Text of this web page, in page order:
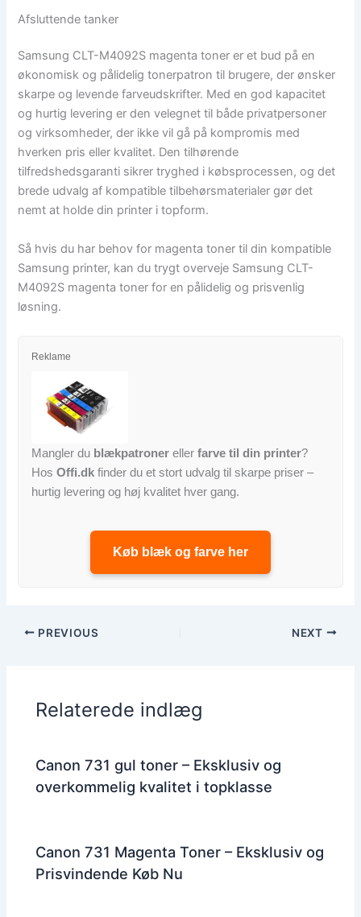
Afsluttende tanker
Samsung CLT-M4092S magenta toner er et bud på en
økonomisk og pålidelig tonerpatron til brugere, der ønsker
skarpe og levende farveudskrifter. Med en god kapacitet
og hurtig levering er den velegnet til både privatpersoner
og virksomheder, der ikke vil gå på kompromis med
hverken pris eller kvalitet. Den tilhørende
tilfredshedsgaranti sikrer tryghed i købsprocessen, og det
brede udvalg af kompatible tilbehørsmaterialer gør det
nemt at holde din printer i topform.
Så hvis du har behov for magenta toner til din kompatible
Samsung printer, kan du trygt overveje Samsung CLT-
M4092S magenta toner for en pålidelig og prisvenlig
løsning.
Reklame
Mangler du blækpatroner ellerfarve til din printer?
HosOffi.dk finder du et stort udvalg til skarpe priser –
hurtig levering og høj kvalitet hver gang.
Køb blæk og farve her
PREVIOUS NEXT
Relaterede indlæg
Canon 731 gul toner – Eksklusiv og
overkommelig kvalitet i topklasse
Canon 731 Magenta Toner – Eksklusiv og
Prisvindende Køb Nu